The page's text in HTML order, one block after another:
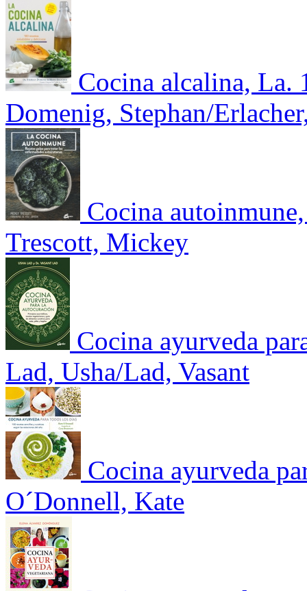
Cocina alcalina, La.
Domenig, Stephan/
Cocina
Trescott, Mickey
Cocina ayurveda
Lad, Usha/Lad, Vasant
Cocina ayurveda
O´Donnell, Kate